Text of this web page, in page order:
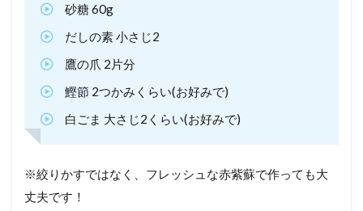
砂糖 60g
だしの素 小さじ2
鷹の爪 2片分
鰹節 2つかみくらい(お好みで)
白ごま 大さじ2くらい(お好みで)
※絞りかすではなく、フレッシュな赤紫蘇で作っても大
丈夫です！